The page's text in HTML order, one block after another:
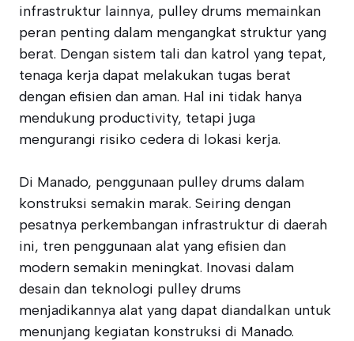
infrastruktur lainnya, pulley drums memainkan
peran penting dalam mengangkat struktur yang
berat. Dengan sistem tali dan katrol yang tepat,
tenaga kerja dapat melakukan tugas berat
dengan efisien dan aman. Hal ini tidak hanya
mendukung productivity, tetapi juga
mengurangi risiko cedera di lokasi kerja.
Di Manado, penggunaan pulley drums dalam
konstruksi semakin marak. Seiring dengan
pesatnya perkembangan infrastruktur di daerah
ini, tren penggunaan alat yang efisien dan
modern semakin meningkat. Inovasi dalam
desain dan teknologi pulley drums
menjadikannya alat yang dapat diandalkan untuk
menunjang kegiatan konstruksi di Manado.